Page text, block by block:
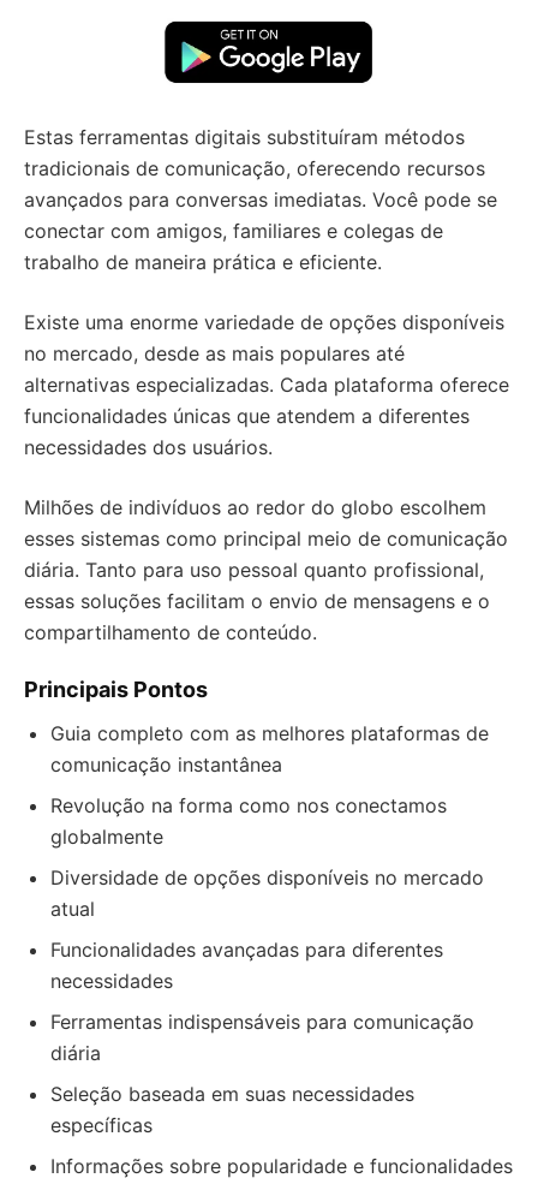
Estas ferramentas digitais substituíram métodos
tradicionais de comunicação, oferecendo recursos
avançados para conversas imediatas. Você pode se
conectar com amigos, familiares e colegas de
trabalho de maneira prática e eficiente.
Existe uma enorme variedade de opções disponíveis
no mercado, desde as mais populares até
alternativas especializadas. Cada plataforma oferece
funcionalidades únicas que atendem a diferentes
necessidades dos usuários.
Milhões de indivíduos ao redor do globo escolhem
esses sistemas como principal meio de comunicação
diária. Tanto para uso pessoal quanto profissional,
essas soluções facilitam o envio de mensagens e o
compartilhamento de conteúdo.
Principais Pontos
Guia completo com as melhores plataformas de
comunicação instantânea
Revolução na forma como nos conectamos
globalmente
Diversidade de opções disponíveis no mercado
atual
Funcionalidades avançadas para diferentes
necessidades
Ferramentas indispensáveis para comunicação
diária
Seleção baseada em suas necessidades
específicas
Informações sobre popularidade e funcionalidades